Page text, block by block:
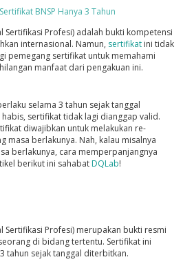
BNSP Hanya 3 Tahun
Sertifikasi Profesi) adalah bukti kompetensi
internasional. Namun, sertifikatini tidak
pemegang sertifikat untuk memahami
manfaat dari pengakuan ini.
selama 3 tahun sejak tanggal
sertifikat tidak lagi dianggap valid.
diwajibkan untuk melakukan re-
masa berlakunya. Nah, kalau misalnya
berlakunya, cara memperpanjangnya
berikut ini sahabat DQLab!
Sertifikasi Profesi) merupakan bukti resmi
di bidang tertentu. Sertifikat ini
tahun sejak tanggal diterbitkan.